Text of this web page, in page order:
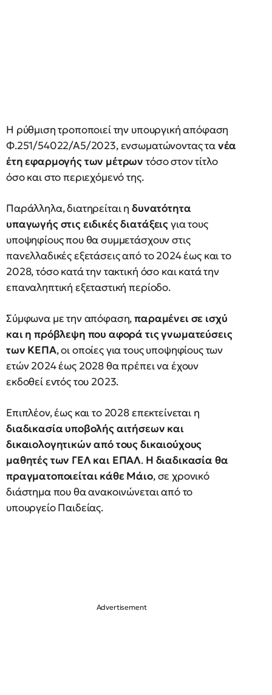
Η ρύθμιση τροποποιεί την υπουργική απόφαση
Φ.251/54022/Α5/2023, ενσωματώνοντας τανέα
έτη εφαρμογής των μέτρων τόσο στον τίτλο
όσο και στο περιεχόμενό της.
Παράλληλα, διατηρείται η δυνατότητα
υπαγωγής στις ειδικές διατάξειςγια τους
υποψηφίους που θα συμμετάσχουν στις
πανελλαδικές εξετάσεις από το 2024 έως και το
2028, τόσο κατά την τακτική όσο και κατά την
επαναληπτική εξεταστική περίοδο.
Σύμφωνα με την απόφαση,παραμένει σε ισχύ
και η πρόβλεψη που αφορά τις γνωματεύσεις
των ΚΕΠΑ, οι οποίες για τους υποψηφίους των
ετών 2024 έως 2028 θα πρέπει να έχουν
εκδοθεί εντός του 2023.
Επιπλέον, έως και το 2028 επεκτείνεται η
διαδικασία υποβολής αιτήσεων και
δικαιολογητικών από τους δικαιούχους
μαθητές των ΓΕΛ και ΕΠΑΛ. Η διαδικασία θα
πραγματοποιείται κάθε Μάιο, σε χρονικό
διάστημα που θα ανακοινώνεται από το
υπουργείο Παιδείας.